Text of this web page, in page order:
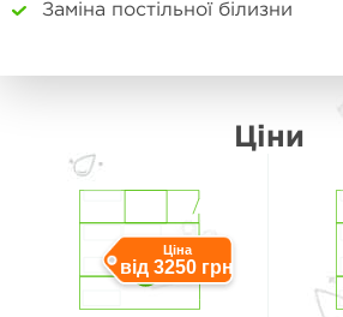
Заміна постільної білизни
Ціни
Ціна
від 3250 грн